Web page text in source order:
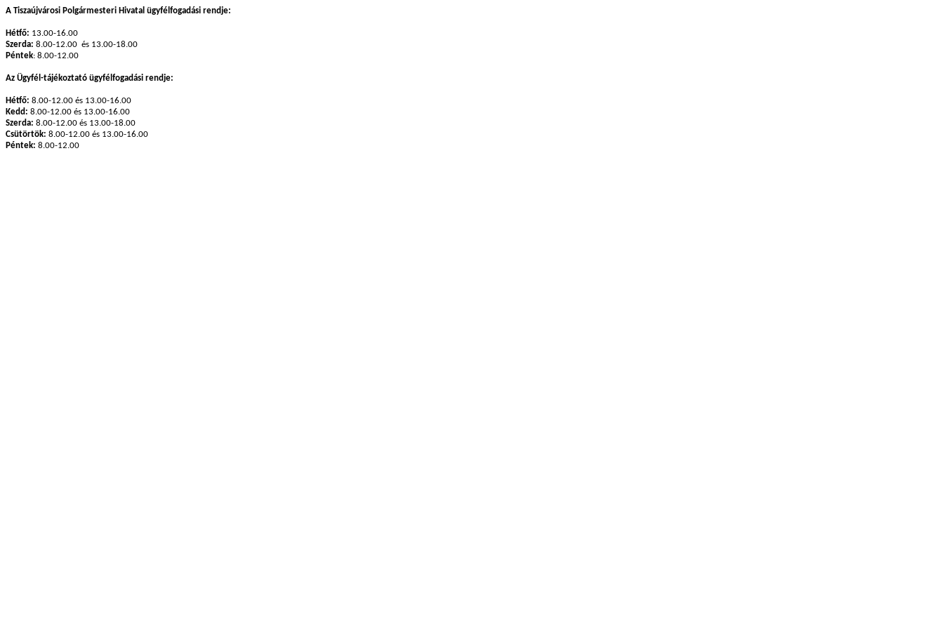
A Tiszaújvárosi Polgármesteri Hivatal ügyfélfogadási rendje:
Hétfő: 13.00-16.00
Szerda: 8.00-12.00 és 13.00-18.00
Péntek: 8.00-12.00
Az Ügyfél-tájékoztató ügyfélfogadási rendje:
Hétfő: 8.00-12.00 és 13.00-16.00
Kedd: 8.00-12.00 és 13.00-16.00
Szerda: 8.00-12.00 és 13.00-18.00
Csütörtök: 8.00-12.00 és 13.00-16.00
Péntek: 8.00-12.00